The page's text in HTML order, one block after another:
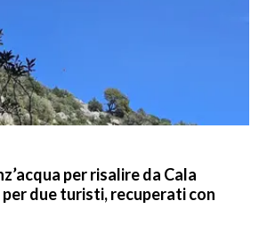
per risalire da Cala
due turisti, recuperati con